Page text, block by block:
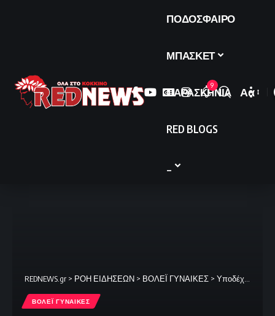
ΠΟΔΟΣΦΑΙΡΟ
ΜΠΑΣΚΕΤ
ΠΑΡΑΣΚΗΝΙΑ
RED BLOGS
9
Font
Αα
REDNEWS.gr > ΡΟΗ ΕΙΔΗΣΕΩΝ > ΒΟΛΕΪ ΓΥΝΑΙΚΕΣ > Υποδέχεται τον Αίαντα Ευόσμου
ΒΟΛΕΪ ΓΥΝΑΙΚΕΣ